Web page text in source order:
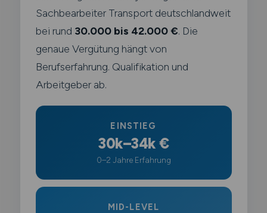
Sachbearbeiter Transport deutschlandweit
bei rund 30.000 bis 42.000 €. Die
genaue Vergütung hängt von
Berufserfahrung. Qualifikation und
Arbeitgeber ab.
EINSTIEG
30k–34k €
0–2 Jahre Erfahrung
MID-LEVEL